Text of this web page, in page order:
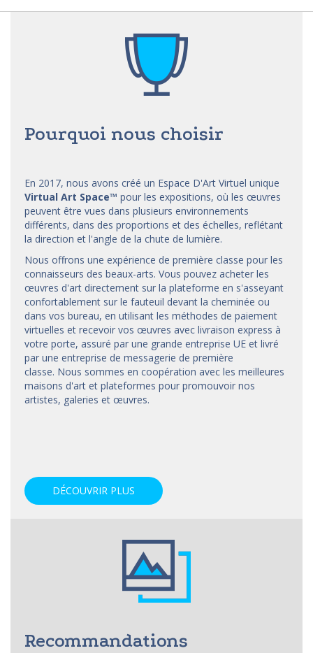
Pourquoi nous choisir
En 2017, nous avons créé un Espace D'Art Virtuel unique
Virtual Art Space™ pour les expositions, où les œuvres
peuvent être vues dans plusieurs environnements
différents, dans des proportions et des échelles, reflétant
la direction et l'angle de la chute de lumière.
Nous offrons une expérience de première classe pour les
connaisseurs des beaux-arts. Vous pouvez acheter les
œuvres d'art directement sur la plateforme en s'asseyant
confortablement sur le fauteuil devant la cheminée ou
dans vos bureau, en utilisant les méthodes de paiement
virtuelles et recevoir vos œuvres avec livraison express à
votre porte, assuré par une grande entreprise UE et livré
par une entreprise de messagerie de première
classe. Nous sommes en coopération avec les meilleures
maisons d'art et plateformes pour promouvoir nos
artistes, galeries et œuvres.
DÉCOUVRIR PLUS
Recommandations